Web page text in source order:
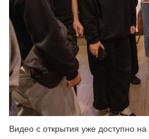
Видео с открытия уже доступно на